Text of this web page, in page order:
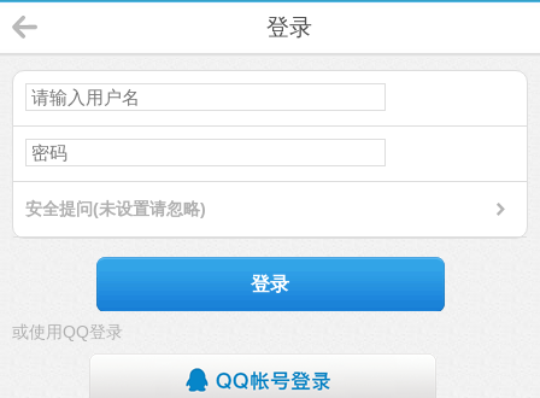
登录
安全提问(未设置请忽略)
登录
或使用QQ登录